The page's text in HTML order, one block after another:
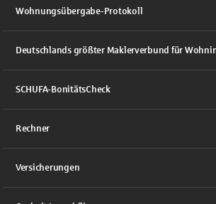
Wohnungsübergabe-Protokoll
Deutschlands größter Maklerverbund für
SCHUFA-BonitätsCheck
Rechner
Versicherungen